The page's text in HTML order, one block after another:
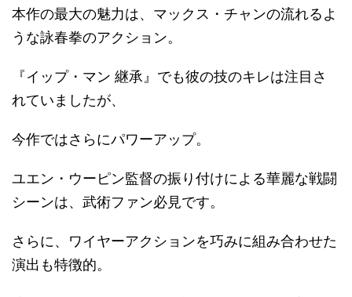
本作の最大の魅力は、マックス・チャンの流れるよ
うな詠春拳のアクション。
『イップ・マン 継承』でも彼の技のキレは注目さ
れていましたが、
今作ではさらにパワーアップ。
ユエン・ウーピン監督の振り付けによる華麗な戦闘
シーンは、武術ファン必見です。
さらに、ワイヤーアクションを巧みに組み合わせた
演出も特徴的。